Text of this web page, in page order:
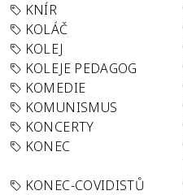
KNÍR
KOLÁČ
KOLEJ
KOLEJE PEDAGOG
KOMEDIE
KOMUNISMUS
KONCERTY
KONEC
KONEC-COVIDISTŮ